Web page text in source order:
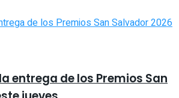
entrega de los Premios San